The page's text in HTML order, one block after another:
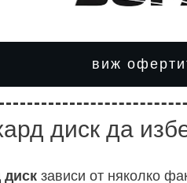
виж
диск да
зависи от няколко